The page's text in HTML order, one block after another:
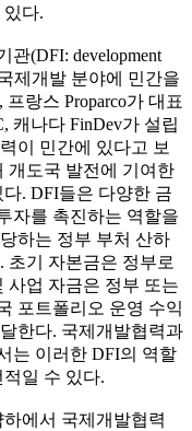
있다.
(DFI: development
제개발 분야에 민간을
랑스 Proparco가 대표
캐나다 FinDev가 설립
이 민간에 있다고 보
개도국 발전에 기여한
. DFI들은 다양한 금
자를 촉진하는 역할을
하는 정부 부처 산하
초기 자본금은 정부로
사업 자금은 정부 또는
포트폴리오 운영 수익
한다. 국제개발협력과
는 이러한 DFI의 역할
일 수 있다.
에서 국제개발협력